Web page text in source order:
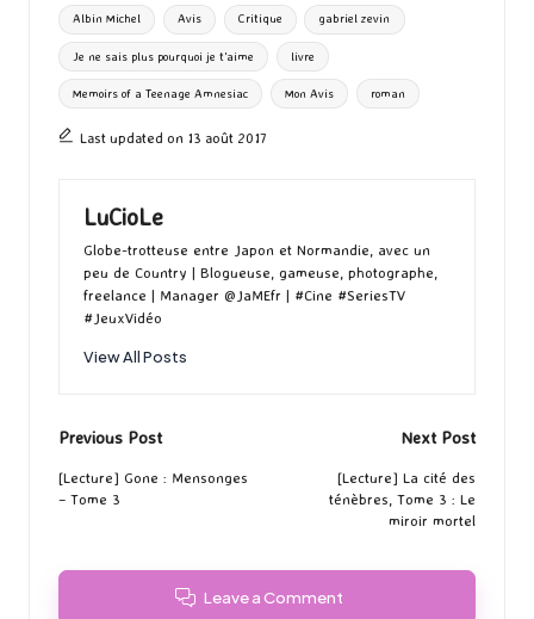
o
k
o
n
r
g
er
Tags:
Albin Michel Avis Critique gabriel zevin
Je ne sais plus pourquoi je t'aime livre
Memoirs of a Teenage Amnesiac Mon Avis roman
Last updated on 13 août 2017
LuCioLe
Globe-trotteuse entre Japon et Normandie, avec un
peu de Country | Blogueuse, gameuse, photographe,
freelance | Manager @JaMEfr | #Cine #SeriesTV
#JeuxVidéo
View All Posts
Post
navigation
Previous Post
[Lecture] Gone : Mensonges
– Tome 3
Next Post
[Lecture] La cité des
ténèbres, Tome 3 : Le
miroir mortel
Leave a Comment